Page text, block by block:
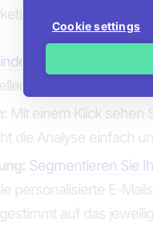
zu nutzen:
Sie Ihre Riddles
wo sie
Mit einem Klick sehen
die Analyse einfach
Segmentieren Sie
personalisierte E-
auf das
Cookie settings